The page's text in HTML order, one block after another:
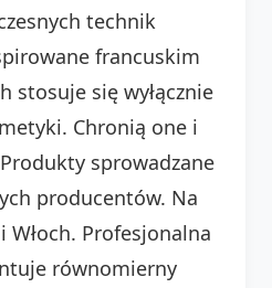
technik
francuskim
stosuje się wyłącznie
Chronią one i
sprowadzane
producentów. Na
Włoch. Profesjonalna
równomierny